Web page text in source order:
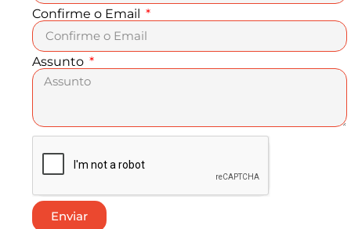
Confirme o Email
Assunto
Enviar